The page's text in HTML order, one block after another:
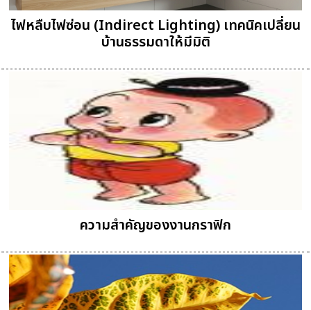
ไฟหลืบไฟซ่อน (Indirect Lighting) เทคนิคเปลี่ยน
บ้านธรรมดาให้มีมิติ
ความสำคัญของงานกราฟิก